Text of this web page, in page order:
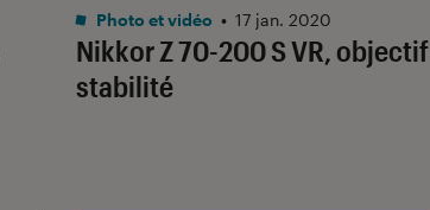
Nikkor Z 70-200 S VR, objectif
stabilité
Photo et vidéo • 17 jan. 2020